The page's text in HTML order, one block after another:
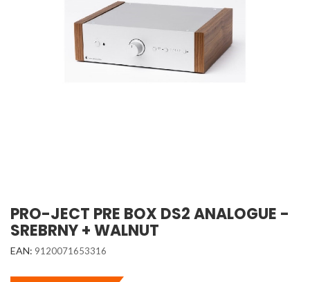
PRO-JECT PRE BOX DS2 ANALOGUE -
SREBRNY + WALNUT
EAN: 9120071653316